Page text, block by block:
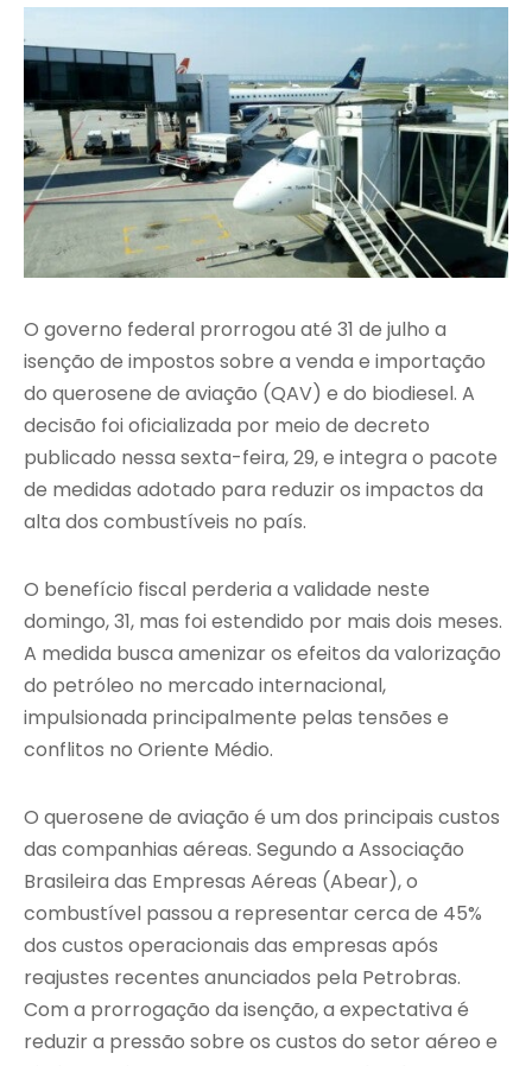
O governo federal prorrogou até 31 de julho a
isenção de impostos sobre a venda e importação
do querosene de aviação (QAV) e do biodiesel. A
decisão foi oficializada por meio de decreto
publicado nessa sexta-feira, 29, e integra o pacote
de medidas adotado para reduzir os impactos da
alta dos combustíveis no país.
O benefício fiscal perderia a validade neste
domingo, 31, mas foi estendido por mais dois meses.
A medida busca amenizar os efeitos da valorização
do petróleo no mercado internacional,
impulsionada principalmente pelas tensões e
conflitos no Oriente Médio.
O querosene de aviação é um dos principais custos
das companhias aéreas. Segundo a Associação
Brasileira das Empresas Aéreas (Abear), o
combustível passou a representar cerca de 45%
dos custos operacionais das empresas após
reajustes recentes anunciados pela Petrobras.
Com a prorrogação da isenção, a expectativa é
reduzir a pressão sobre os custos do setor aéreo e